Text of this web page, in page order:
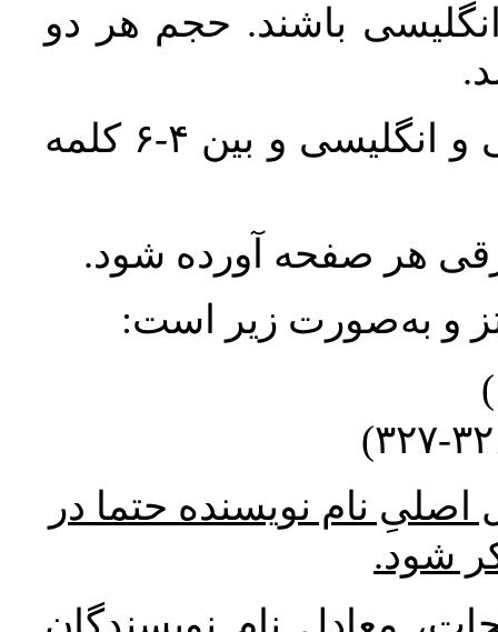
باشند. حجم هر دو
واژگان کلیدی بلافاصله پس از چکیده فارسی و انگلیسی و بین ۴-۶ کلمه
هر صفحه آورده شود.
و به‌صورت زیر است:
نام نویسنده حتما در
شود.